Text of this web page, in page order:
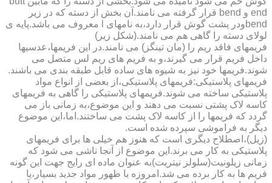
end و bend قرار گرفته می نامند.آن بخش از دسته که در زیر
bendودر پشت گوش قرار دارد،به نامهای l معروف می باشد.پایه ی
لولای دسته را گاهی هم می نامند.(شکل زیر)
فریمهای فاقد ریم را (مان تینگز) می نامند.در این فریمها،عدسیها
داخل فریم قرار می گیرند،و به فریم های ریم لس متصل می
شوند.فریمها خود نیز به شیوه های ساده قابل طبقه بندی می باشند.
فریمهای پلاستیکی:فریمهای پلاستیکی،از بعضی از انواع مواد
پلاستیکی ساخته می شوند.فریمهای پلاستیکی را گاهی به فریمهای
کاسه لاک پشتی نسبت می دهند و این موضوع،به زمانی باز می
گردد که فریمها را از کاسه لاک پشت می ساختند.اما،این موضوع
دیگر به فراموشی سپرده شده است.
(زیل)،اصطلاح دیگری است که هنوز هم خیلی ها برای فریمهای
پلاستیکی به کار می برند.این موضوع از آنجا ناشی می شود که
زمانی زیلونیت(سلولز نیتریت)به عنوان ماده ای رایج جهت این گونه
فریم ها به کار برده می شد.امروزه با ظهور مواد جدید بسیار،یا